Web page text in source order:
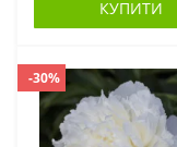
КУПИТИ
-30%